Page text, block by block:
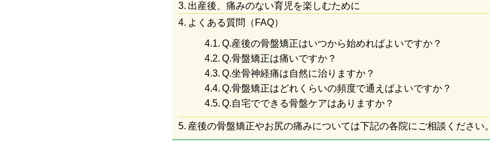
出産後、痛みのない育児を楽しむために
よくある質問（FAQ）
Q.産後の骨盤矯正はいつから始めればよいですか？
Q.骨盤矯正は痛いですか？
Q.坐骨神経痛は自然に治りますか？
Q.骨盤矯正はどれくらいの頻度で通えばよいですか？
Q.自宅でできる骨盤ケアはありますか？
産後の骨盤矯正やお尻の痛みについては下記の各院にご相談ください。